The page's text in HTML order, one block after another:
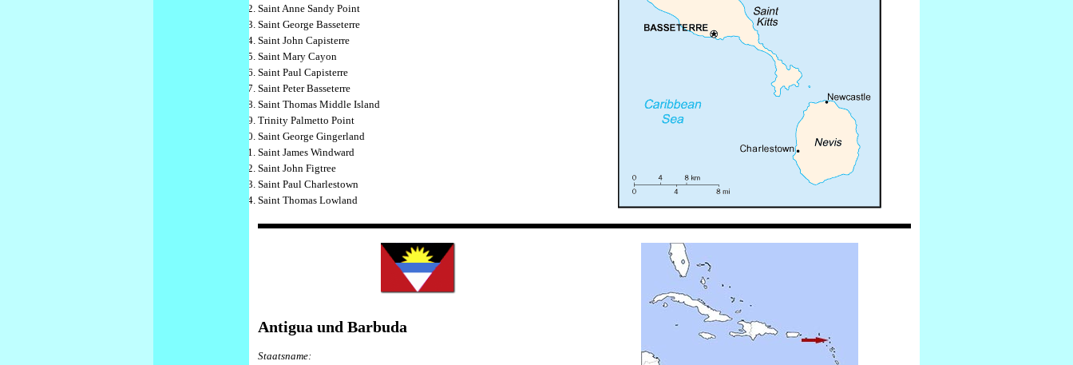
Saint Anne Sandy Point
Saint George Basseterre
Saint John Capisterre
Saint Mary Cayon
Saint Paul Capisterre
Saint Peter Basseterre
Saint Thomas Middle Island
Trinity Palmetto Point
Saint George Gingerland
Saint James Windward
Saint John Figtree
Saint Paul Charlestown
Saint Thomas Lowland
Antigua und Barbuda
Staatsname: